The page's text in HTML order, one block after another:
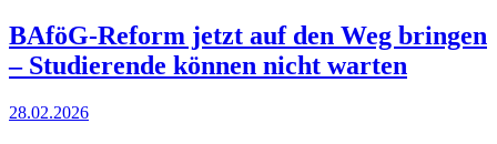
BAföG-Reform jetzt auf den Weg bringen
– Studierende können nicht warten
28.02.2026